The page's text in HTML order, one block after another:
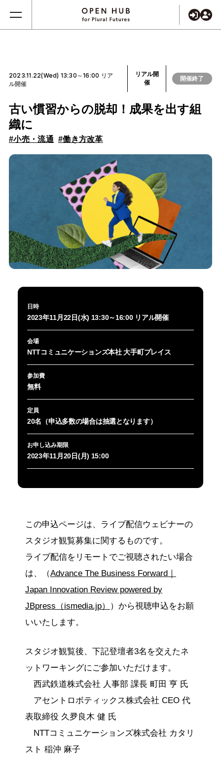
2023.11.22(Wed) 13:30～16:00 リア
ル開催
リアル開
催
開催終了
古い慣習からの脱却！成果を出す組
織に
#小売・流通 #働き方改革
日時
2023年11月22日(水) 13:30～16:00 リアル開催
会場
NTTコミュニケーションズ本社 大手町プレイス
参加費
無料
定員
20名（申込多数の場合は抽選となります）
お申し込み期限
2023年11月20日(月) 15:00
この申込ページは、ライブ配信ウェビナーの
スタジオ観覧募集に関するものです。
ライブ配信をリモートでご視聴されたい場合
は、（Advance The Business Forward｜
Japan Innovation Review powered by
JBpress（ismedia.jp）
）から視聴申込をお願
いいたします。
スタジオ観覧後、下記登壇者3名を交えたネ
ットワーキングにご参加いただけます。
西武鉄道株式会社 人事部 課長 町田 亨 氏
アセントロボティックス株式会社 CEO 代
表取締役 久夛良木 健 氏
NTTコミュニケーションズ株式会社 カタリ
スト 稲沖 麻子